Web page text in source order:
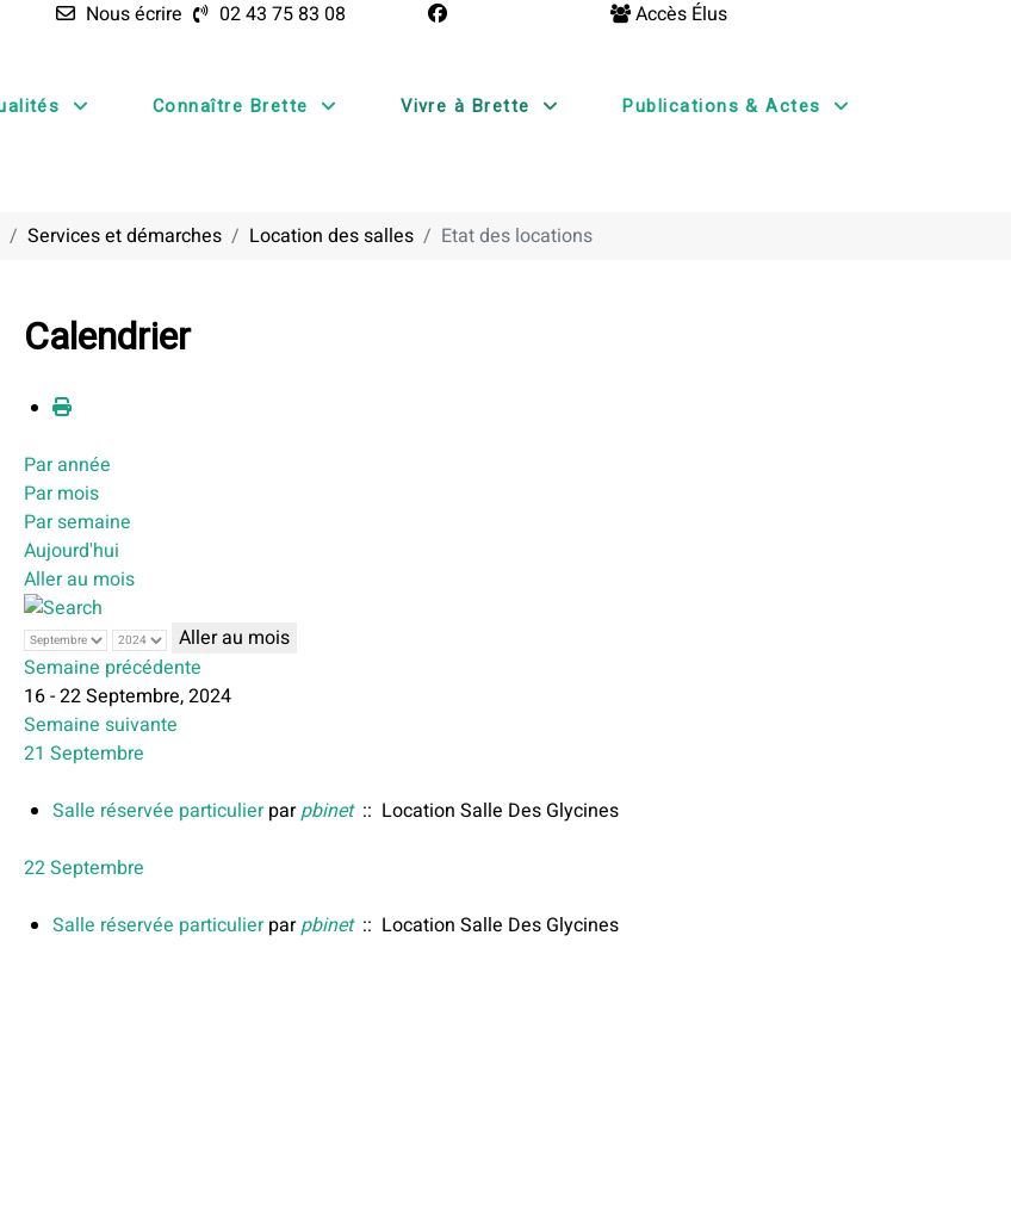
Nous écrire 02 43 75 83 08 Accès Élus
Connaître Brette Vivre à Brette Publications & Actes
Services et démarches Location des salles Etat des locations
Calendrier
Par année
Par mois
Par semaine
Aujourd'hui
Aller au mois
Aller au mois
Semaine précédente
16 - 22 Septembre, 2024
Semaine suivante
21 Septembre
Salle réservée particulierparpbinet:: Location Salle Des Glycines
22 Septembre
Salle réservée particulierparpbinet:: Location Salle Des Glycines